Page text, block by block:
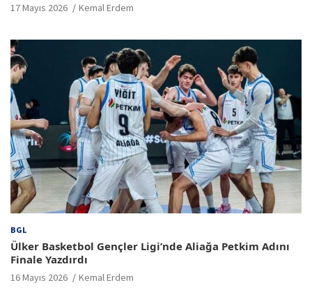
17 Mayıs 2026 Kemal Erdem
BGL
Ülker Basketbol Gençler Ligi’nde Aliağa Petkim Adını
Finale Yazdırdı
16 Mayıs 2026 Kemal Erdem